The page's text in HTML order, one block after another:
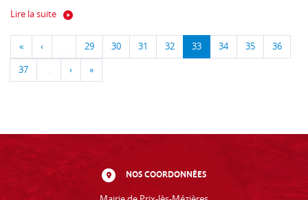
Lire la suite
« ‹ … 29 30 31 32 33 34 35 36
37 … › »
NOS COORDONNÉES